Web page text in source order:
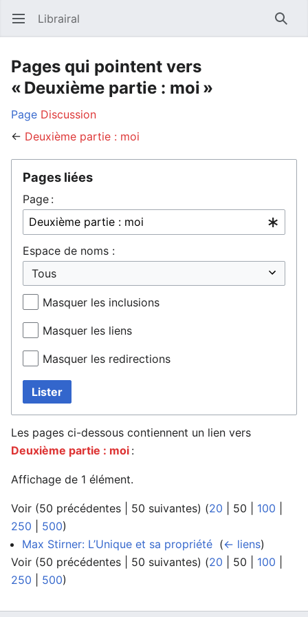
Ouvrir le menu principal Librairal
Pages qui pointent vers
« Deuxième partie : moi »
Page Discussion
← Deuxième partie : moi
Pages liées
Page :
Espace de noms :
Masquer les inclusions
Masquer les liens
Masquer les redirections
Lister
Les pages ci-dessous contiennent un lien vers
Deuxième partie : moi :
Affichage de 1 élément.
Voir (50 précédentes 50 suivantes) (20 50 100
250
500)
Max Stirner: L’Unique et sa propriété (← liens)
Voir (50 précédentes 50 suivantes) (20 50 100
250
500)